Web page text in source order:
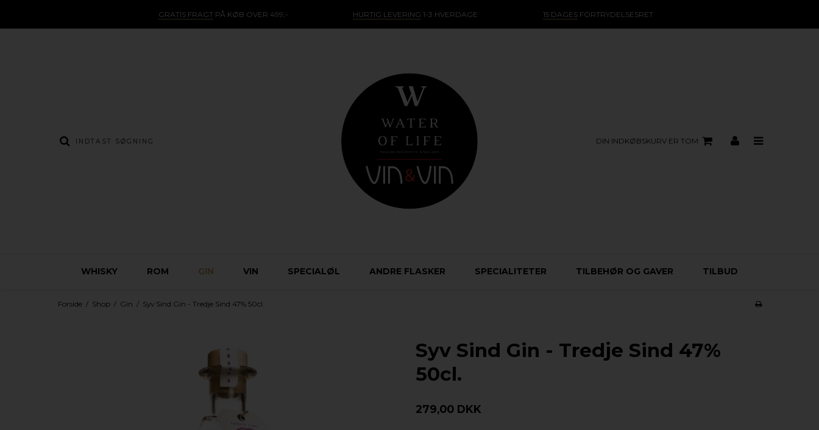
GRATIS FRAGTPÅ KØB OVER 499,- HURTIG LEVERING 1-3 HVERDAGE 15 DAGESFORTRYDELSESRET
DIN INDKØBSKURV ER TOM
WHISKY ROM GIN VIN SPECIALØL ANDRE FLASKER SPECIALITETER TILBEHØR OG GAVER TILBUD
Forside / Shop / Gin / Syv Sind Gin - Tredje Sind 47% 50cl.
Syv Sind Gin - Tredje Sind 47%
50cl.
279,00 DKK